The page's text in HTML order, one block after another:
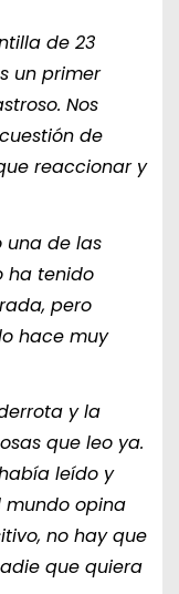
de 23
un primer
Nos
de
reaccionar y
una de las
ha tenido
pero
hace muy
y la
que leo ya.
leído y
mundo opina
no hay que
que quiera